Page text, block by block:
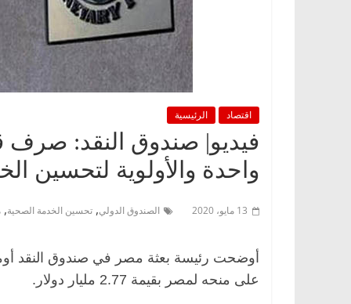
اقتصاد الرئيسية
واحدة والأولوية لتحسين
13 مايو، 2020 الصندوق الدولي, تحسين الخدمة الصحية,
أوضحت رئيسة بعثة مصر في صندوق النقد
على منحه لمصر بقيمة 2.77 مليار دولار.